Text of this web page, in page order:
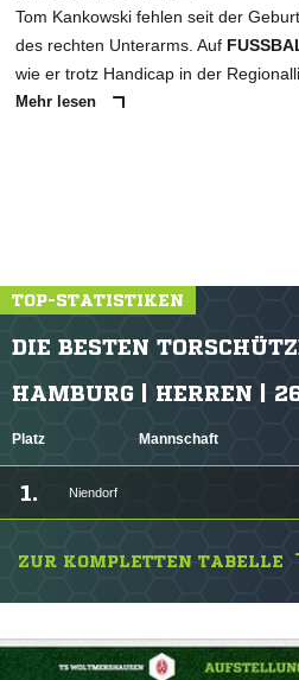
Tom Kankowski fehlen seit der
des rechten Unterarms. Auf
wie er trotz Handicap in der
Mehr lesen
TOP-STATISTIKEN
DIE BESTEN
HAMBURG | HERREN |
Platz Mannschaft
1. Niendorf
ZUR KOMPLETTEN TABELLE